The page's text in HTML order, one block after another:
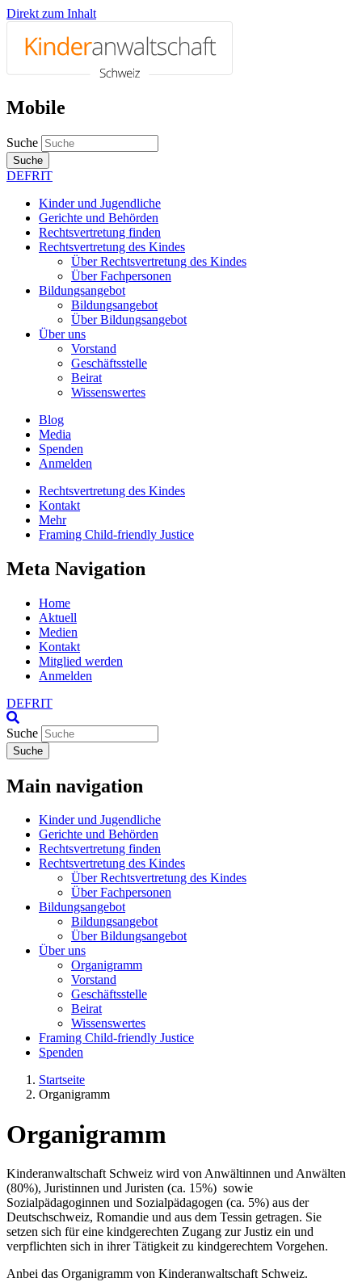
Direkt zum Inhalt
Mobile
Suche
Suche
DEFRIT
Kinder und Jugendliche
Gerichte und Behörden
Rechtsvertretung finden
Rechtsvertretung des Kindes
Über Rechtsvertretung des Kindes
Über Fachpersonen
Bildungsangebot
Bildungsangebot
Über Bildungsangebot
Über uns
Vorstand
Geschäftsstelle
Beirat
Wissenswertes
Blog
Media
Spenden
Anmelden
Rechtsvertretung des Kindes
Kontakt
Mehr
Framing Child-friendly Justice
Meta Navigation
Home
Aktuell
Medien
Kontakt
Mitglied werden
Anmelden
DEFRIT
Suche
Suche
Main navigation
Kinder und Jugendliche
Gerichte und Behörden
Rechtsvertretung finden
Rechtsvertretung des Kindes
Über Rechtsvertretung des Kindes
Über Fachpersonen
Bildungsangebot
Bildungsangebot
Über Bildungsangebot
Über uns
Organigramm
Vorstand
Geschäftsstelle
Beirat
Wissenswertes
Framing Child-friendly Justice
Spenden
Startseite
Organigramm
Organigramm
Kinderanwaltschaft Schweiz wird von Anwältinnen und Anwälten
(80%), Juristinnen und Juristen (ca. 15%) sowie
Sozialpädagoginnen und Sozialpädagogen (ca. 5%) aus der
Deutschschweiz, Romandie und aus dem Tessin getragen. Sie
setzen sich für eine kindgerechten Zugang zur Justiz ein und
verpflichten sich in ihrer Tätigkeit zu kindgerechtem Vorgehen.
Anbei das Organigramm von Kinderanwaltschaft Schweiz.